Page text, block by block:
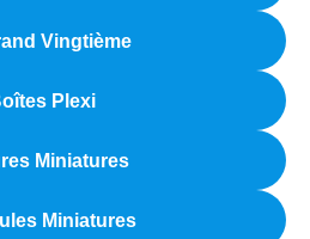
Vingtième
Plexi
Miniatures
Miniatures